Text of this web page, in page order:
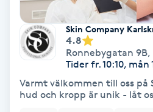
Fotsvamp
Fotvård
Fransar
Skin Company
4.8
Ronnebygatan 9B,
Tider fr. 10:10, mån
Varmt välkommen till oss på